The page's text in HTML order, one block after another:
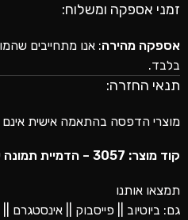
זמני אספקה ומשלוח:
אספקה מהירה
בלבד.
תנאי החזרה:
מוצרי הדפסה בהתאמה אישית אינם
קוד מוצר: 3057 – הדמיית תמונה של הבית השלישי.
תמצאו אותנו
גם: ביוטיוב פייסבוק אינסטגרם